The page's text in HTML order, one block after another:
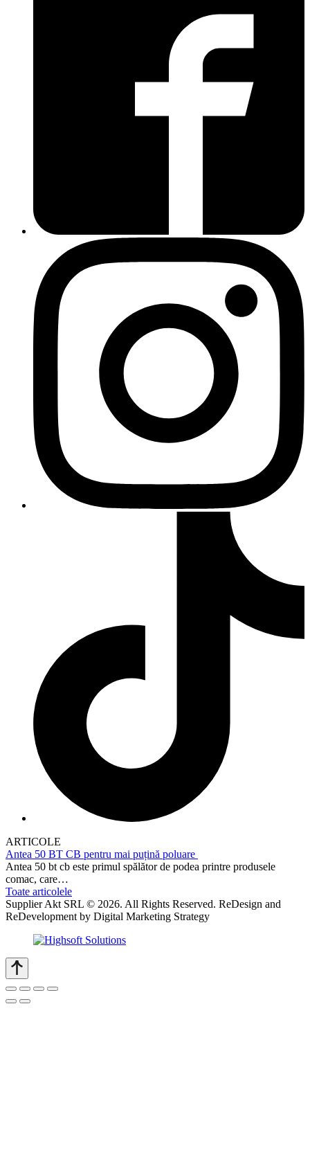
ARTICOLE
Antea 50 BT CB pentru mai puțină poluare
Antea 50 bt cb este primul spălător de podea printre produsele
comac, care…
Toate articolele
Supplier Akt SRL © 2026. All Rights Reserved. ReDesign and
ReDevelopment by Digital Marketing Strategy